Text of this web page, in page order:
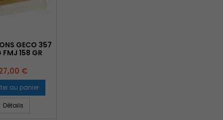
GECO 357
FMJ 158 GR
€
au panier
Détails